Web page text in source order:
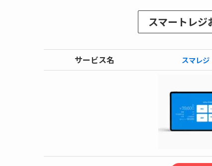
スマートレジ
サービス名 スマレジ